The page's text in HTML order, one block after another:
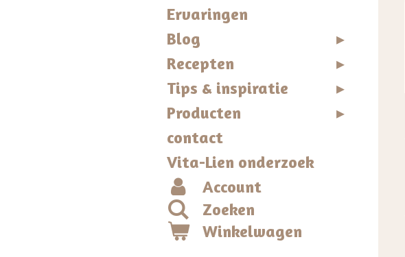
Ervaringen
Blog
Recepten
Tips & inspiratie
Producten
contact
Vita-Lien onderzoek
Account
Zoeken
Winkelwagen